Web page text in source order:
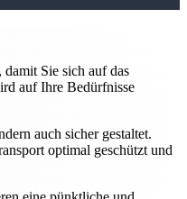
Sie sich auf das
auf Ihre Bedürfnisse
auch sicher gestaltet.
optimal geschützt und